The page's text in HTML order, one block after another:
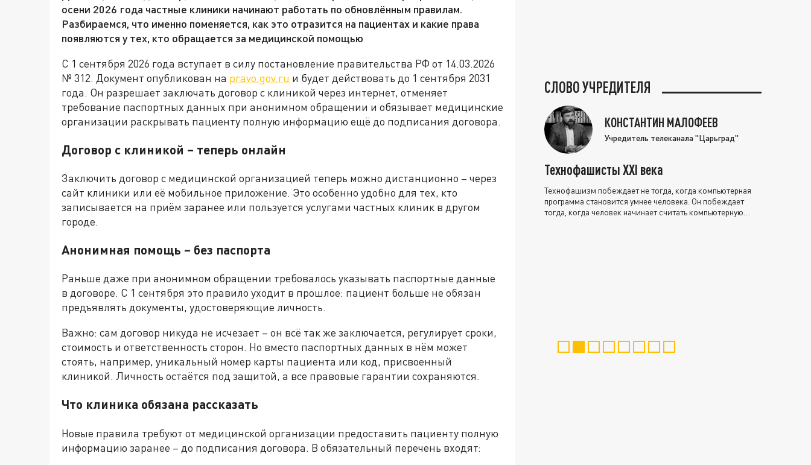
осени 2026 года частные клиники начинают работать по обновлённым правилам.
Разбираемся, что именно поменяется, как это отразится на пациентах и какие права
появляются у тех, кто обращается за медицинской помощью
С 1 сентября 2026 года вступает в силу постановление правительства РФ от 14.03.2026
№ 312. Документ опубликован на pravo.gov.ru и будет действовать до 1 сентября 2031
года. Он разрешает заключать договор с клиникой через интернет, отменяет
требование паспортных данных при анонимном обращении и обязывает медицинские
организации раскрывать пациенту полную информацию ещё до подписания договора.
Договор с клиникой – теперь онлайн
Заключить договор с медицинской организацией теперь можно дистанционно – через
сайт клиники или её мобильное приложение. Это особенно удобно для тех, кто
записывается на приём заранее или пользуется услугами частных клиник в другом
городе.
Анонимная помощь – без паспорта
Раньше даже при анонимном обращении требовалось указывать паспортные данные
в договоре. С 1 сентября это правило уходит в прошлое: пациент больше не обязан
предъявлять документы, удостоверяющие личность.
Важно: сам договор никуда не исчезает – он всё так же заключается, регулирует сроки,
стоимость и ответственность сторон. Но вместо паспортных данных в нём может
стоять, например, уникальный номер карты пациента или код, присвоенный
клиникой. Личность остаётся под защитой, а все правовые гарантии сохраняются.
Что клиника обязана рассказать
Новые правила требуют от медицинской организации предоставить пациенту полную
информацию заранее – до подписания договора. В обязательный перечень входят:
СЛОВО УЧРЕДИТЕЛЯ
КОНСТАНТИН МАЛОФЕЕВ
Учредитель телеканала "Царьград"
Технофашисты XXI века
Технофашизм побеждает не тогда, когда компьютерная
программа становится умнее человека. Он побеждает
тогда, когда человек начинает считать компьютерную